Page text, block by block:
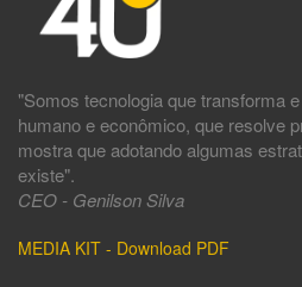
"Somos tecnologia que transforma
humano e econômico, que resolve
mostra que adotando algumas
existe".
CEO - Genilson Silva
MEDIA KIT - Download PDF